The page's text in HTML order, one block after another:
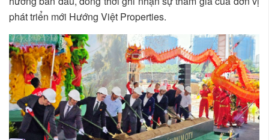
phát triển mới Hướng Việt Properties.